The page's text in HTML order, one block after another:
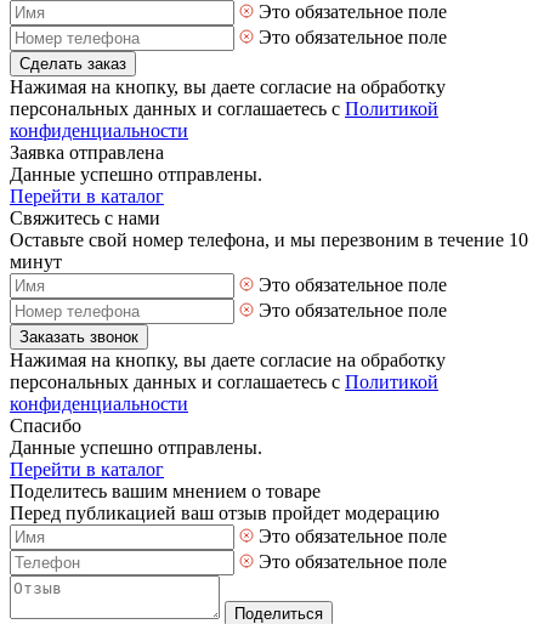
Это обязательное поле
Это обязательное поле
Сделать заказ
Нажимая на кнопку, вы даете согласие на обработку
персональных данных и соглашаетесь с Политикой
конфиденциальности
Заявка отправлена
Данные успешно отправлены.
Перейти в каталог
Свяжитесь с нами
Оставьте свой номер телефона, и мы перезвоним в течение 10
минут
Это обязательное поле
Это обязательное поле
Заказать звонок
Нажимая на кнопку, вы даете согласие на обработку
персональных данных и соглашаетесь с Политикой
конфиденциальности
Спасибо
Данные успешно отправлены.
Перейти в каталог
Поделитесь вашим мнением о товаре
Перед публикацией ваш отзыв пройдет модерацию
Это обязательное поле
Это обязательное поле
Поделиться